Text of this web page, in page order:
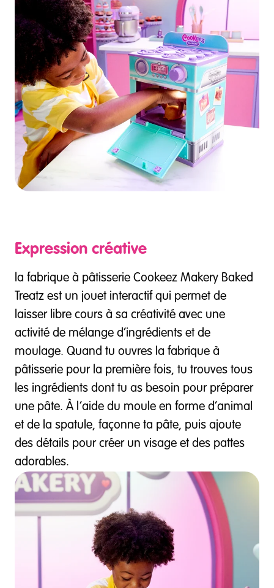
Expression créative
la fabrique à pâtisserie Cookeez Makery Baked
Treatz est un jouet interactif qui permet de
laisser libre cours à sa créativité avec une
activité de mélange d’ingrédients et de
moulage. Quand tu ouvres la fabrique à
pâtisserie pour la première fois, tu trouves tous
les ingrédients dont tu as besoin pour préparer
une pâte. À l’aide du moule en forme d’animal
et de la spatule, façonne ta pâte, puis ajoute
des détails pour créer un visage et des pattes
adorables.